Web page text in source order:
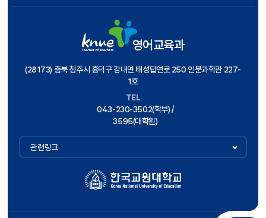
영어교육과
(28173) 충북 청주시 흥덕구 강내면 태성탑연로 250 인문과학관 227-
1호
TEL
043-230-3502(학부) /
3595(대학원)
관련링크